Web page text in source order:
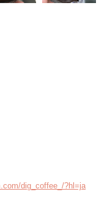
dig_coffee_/?hl=ja